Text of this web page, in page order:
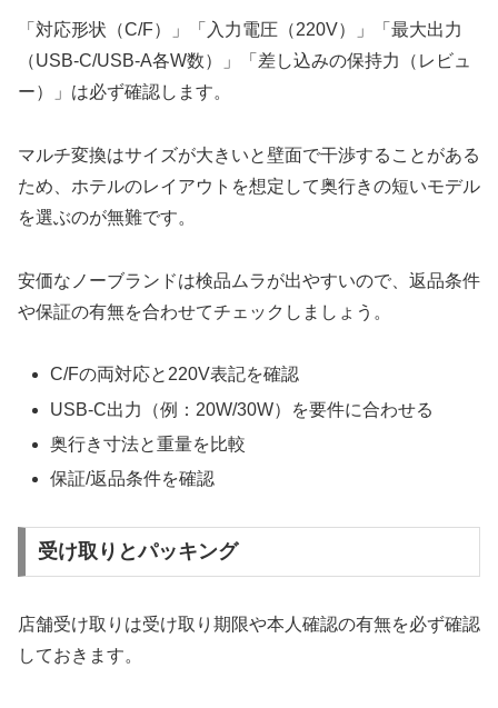
「対応形状（C/F）」「入力電圧（220V）」「最大出力
（USB‐C/USB‐A各W数）」「差し込みの保持力（レビュ
ー）」は必ず確認します。
マルチ変換はサイズが大きいと壁面で干渉することがある
ため、ホテルのレイアウトを想定して奥行きの短いモデル
を選ぶのが無難です。
安価なノーブランドは検品ムラが出やすいので、返品条件
や保証の有無を合わせてチェックしましょう。
C/Fの両対応と220V表記を確認
USB‐C出力（例：20W/30W）を要件に合わせる
奥行き寸法と重量を比較
保証/返品条件を確認
受け取りとパッキング
店舗受け取りは受け取り期限や本人確認の有無を必ず確認
しておきます。